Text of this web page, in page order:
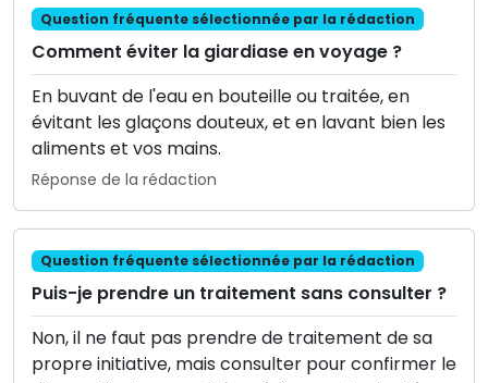
Question fréquente sélectionnée par la rédaction
Comment éviter la giardiase en voyage ?
En buvant de l'eau en bouteille ou traitée, en
évitant les glaçons douteux, et en lavant bien les
aliments et vos mains.
Réponse de la rédaction
Question fréquente sélectionnée par la rédaction
Puis-je prendre un traitement sans consulter ?
Non, il ne faut pas prendre de traitement de sa
propre initiative, mais consulter pour confirmer le